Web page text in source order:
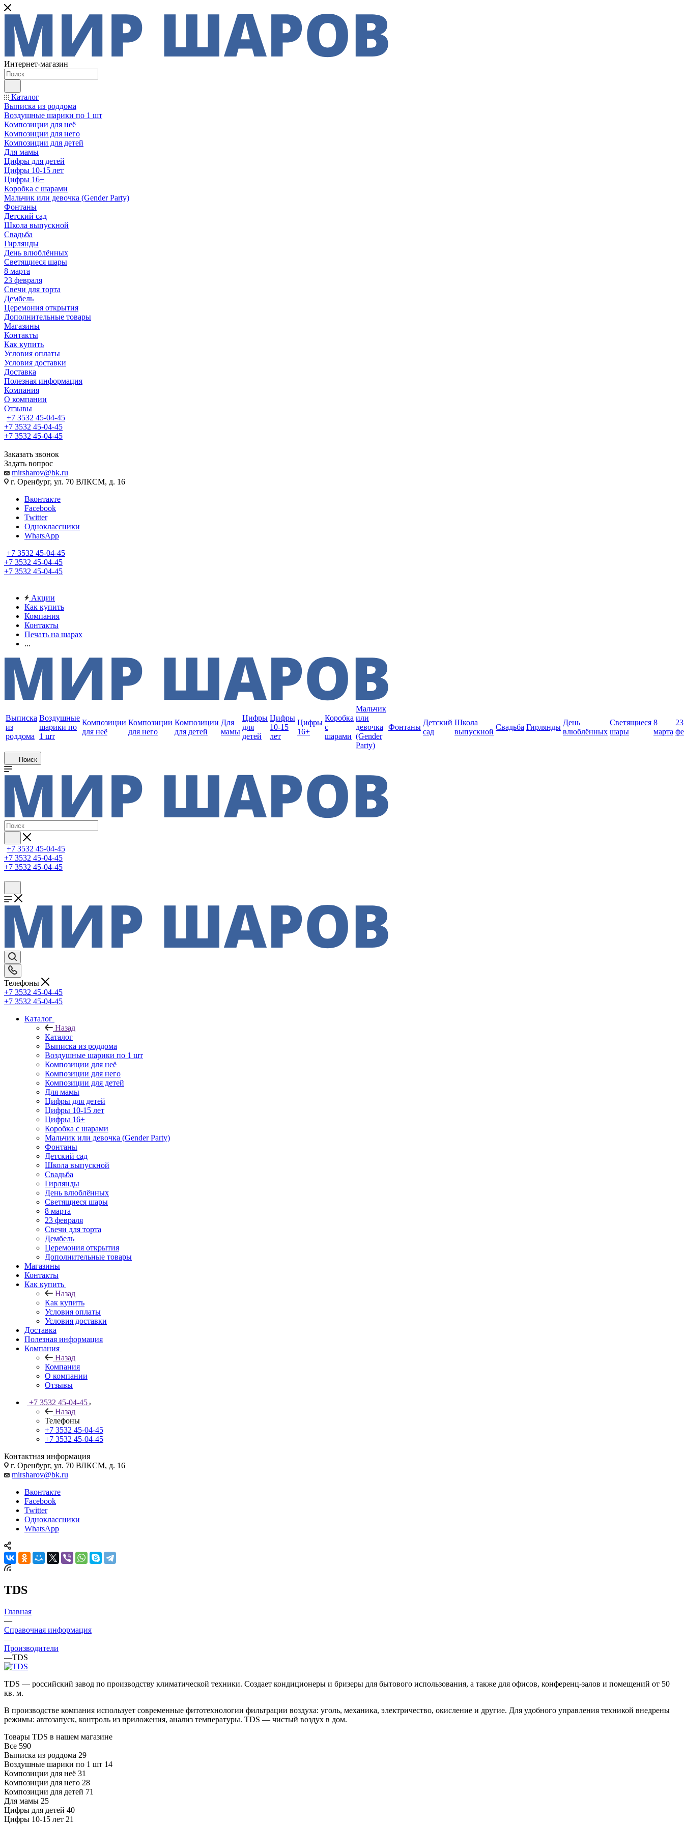
Интернет-магазин
Каталог
Выписка из роддома
Воздушные шарики по 1 шт
Композиции для неё
Композиции для него
Композиции для детей
Для мамы
Цифры для детей
Цифры 10-15 лет
Цифры 16+
Коробка с шарами
Мальчик или девочка (Gender Party)
Фонтаны
Детский сад
Школа выпускной
Свадьба
Гирлянды
День влюблённых
Светящиеся шары
8 марта
23 февраля
Свечи для торта
Дембель
Церемония открытия
Дополнительные товары
Магазины
Контакты
Как купить
Условия оплаты
Условия доставки
Доставка
Полезная информация
Компания
О компании
Отзывы
+7 3532 45-04-45
+7 3532 45-04-45
+7 3532 45-04-45
Заказать звонок
Задать вопрос
mirsharov@bk.ru
г. Оренбург, ул. 70 ВЛКСМ, д. 16
Вконтакте
Facebook
Twitter
Одноклассники
WhatsApp
+7 3532 45-04-45
+7 3532 45-04-45
+7 3532 45-04-45
Акции
Как купить
Компания
Контакты
Печать на шарах
...
Выписка
из
роддома
Воздушные
шарики по
1 шт
Композиции
для неё
Композиции
для него
Композиции
для детей
Для
мамы
Цифры
для
детей
Цифры
10-15
лет
Цифры
16+
Коробка
с
шарами
Мальчик
или
девочка
(Gender
Party)
Фонтаны
Детский
сад
Школа
выпускной
Свадьба Гирлянды
День
влюблённых
Светящиеся
шары
8
марта
23
Поиск
+7 3532 45-04-45
+7 3532 45-04-45
+7 3532 45-04-45
Телефоны
+7 3532 45-04-45
+7 3532 45-04-45
Каталог
Назад
Каталог
Выписка из роддома
Воздушные шарики по 1 шт
Композиции для неё
Композиции для него
Композиции для детей
Для мамы
Цифры для детей
Цифры 10-15 лет
Цифры 16+
Коробка с шарами
Мальчик или девочка (Gender Party)
Фонтаны
Детский сад
Школа выпускной
Свадьба
Гирлянды
День влюблённых
Светящиеся шары
8 марта
23 февраля
Свечи для торта
Дембель
Церемония открытия
Дополнительные товары
Магазины
Контакты
Как купить
Назад
Как купить
Условия оплаты
Условия доставки
Доставка
Полезная информация
Компания
Назад
Компания
О компании
Отзывы
+7 3532 45-04-45
Назад
Телефоны
+7 3532 45-04-45
+7 3532 45-04-45
Контактная информация
г. Оренбург, ул. 70 ВЛКСМ, д. 16
mirsharov@bk.ru
Вконтакте
Facebook
Twitter
Одноклассники
WhatsApp
TDS
Главная
—
Справочная информация
—
Производители
—TDS
TDS — российский завод по производству климатической техники. Создает кондиционеры и бризеры для бытового использования, а также для офисов, конференц-залов и помещений от 50
кв. м.
В производстве компания использует современные фитотехнологии фильтрации воздуха: уголь, механика, электричество, окисление и другие. Для удобного управления техникой внедрены
режимы: автозапуск, контроль из приложения, анализ температуры. TDS — чистый воздух в дом.
Товары TDS в нашем магазине
Все 590
Выписка из роддома 29
Воздушные шарики по 1 шт 14
Композиции для неё 31
Композиции для него 28
Композиции для детей 71
Для мамы 25
Цифры для детей 40
Цифры 10-15 лет 21